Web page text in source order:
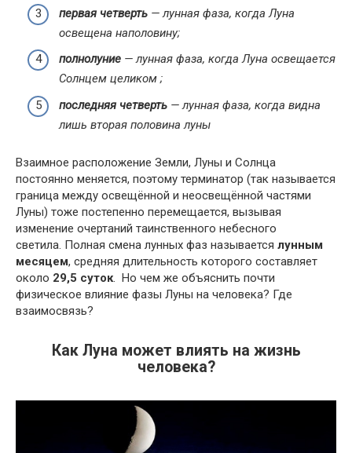
первая четверть — лунная фаза, когда Луна
освещена наполовину;
полнолуние — лунная фаза, когда Луна освещается
Солнцем целиком ;
последняя четверть — лунная фаза, когда видна
лишь вторая половина луны
Взаимное расположение Земли, Луны и Солнца
постоянно меняется, поэтому терминатор (так называется
граница между освещённой и неосвещённой частями
Луны) тоже постепенно перемещается, вызывая
изменение очертаний таинственного небесного
светила. Полная смена лунных фаз называется лунным
месяцем, средняя длительность которого составляет
около 29,5 суток
Но чем же объяснить почти
физическое влияние фазы Луны на человека? Где
взаимосвязь?
Как Луна может влиять на жизнь
человека?